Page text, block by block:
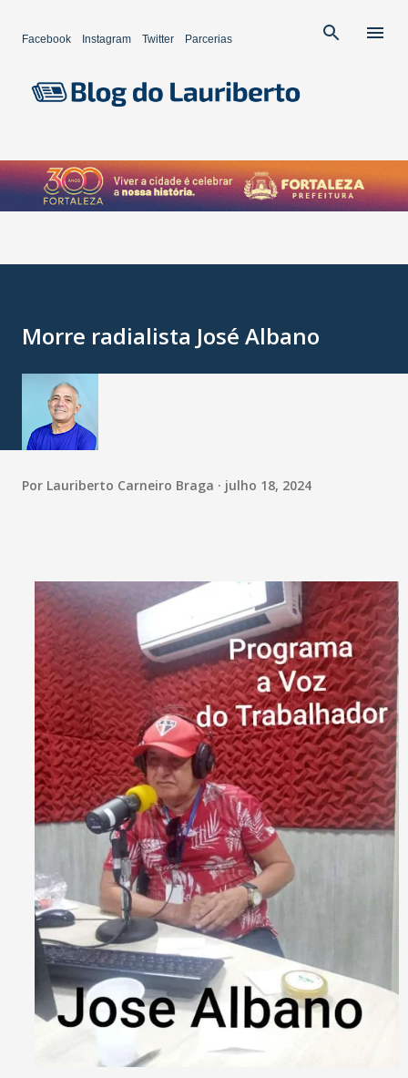
Facebook Instagram Twitter Parcerias
Morre radialista José Albano
Por Lauriberto Carneiro Braga julho 18, 2024